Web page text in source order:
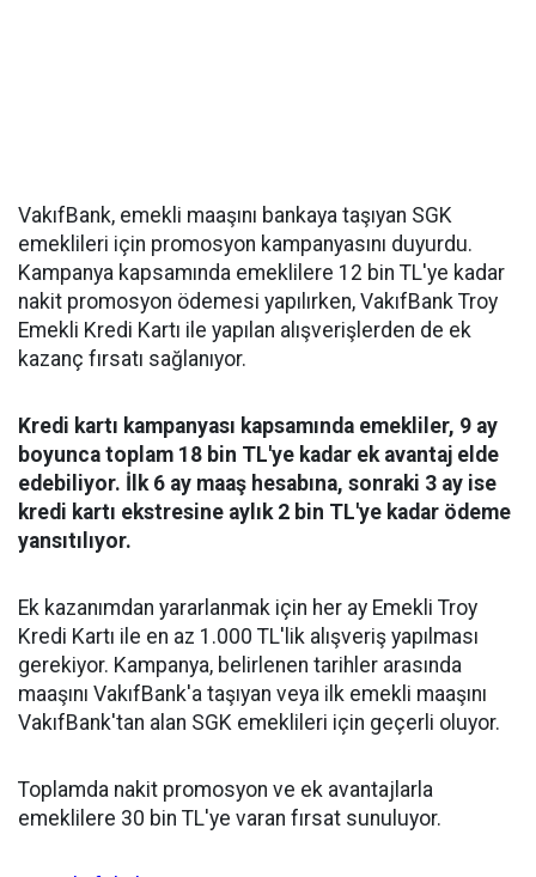
VakıfBank, emekli maaşını bankaya taşıyan SGK
emeklileri için promosyon kampanyasını duyurdu.
Kampanya kapsamında emeklilere 12 bin TL'ye kadar
nakit promosyon ödemesi yapılırken, VakıfBank Troy
Emekli Kredi Kartı ile yapılan alışverişlerden de ek
kazanç fırsatı sağlanıyor.
Kredi kartı kampanyası kapsamında emekliler, 9 ay
boyunca toplam 18 bin TL'ye kadar ek avantaj elde
edebiliyor. İlk 6 ay maaş hesabına, sonraki 3 ay ise
kredi kartı ekstresine aylık 2 bin TL'ye kadar ödeme
yansıtılıyor.
Ek kazanımdan yararlanmak için her ay Emekli Troy
Kredi Kartı ile en az 1.000 TL'lik alışveriş yapılması
gerekiyor. Kampanya, belirlenen tarihler arasında
maaşını VakıfBank'a taşıyan veya ilk emekli maaşını
VakıfBank'tan alan SGK emeklileri için geçerli oluyor.
Toplamda nakit promosyon ve ek avantajlarla
emeklilere 30 bin TL'ye varan fırsat sunuluyor.